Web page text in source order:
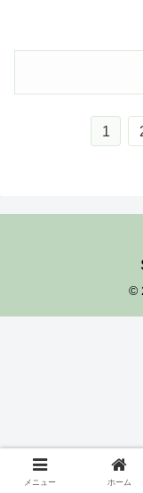
1
©
メニュー ホーム